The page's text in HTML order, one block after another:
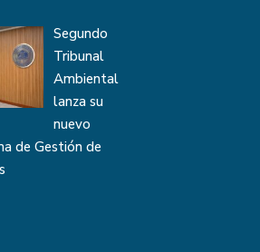
Segundo
Tribunal
Ambiental
lanza su
nuevo
de Gestión de